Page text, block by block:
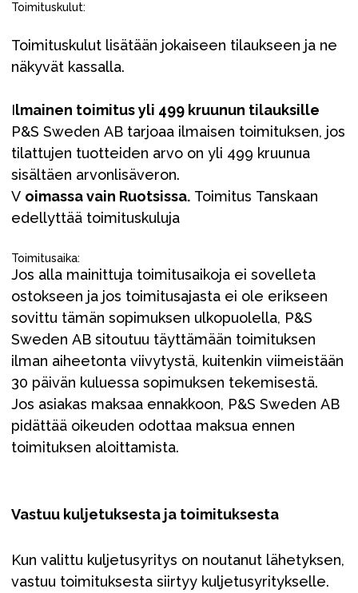
Toimituskulut:
Toimituskulut lisätään jokaiseen tilaukseen ja ne
näkyvät kassalla.
Ilmainen toimitus yli 499 kruunun tilauksille
P&S Sweden AB tarjoaa ilmaisen toimituksen, jos
tilattujen tuotteiden arvo on yli 499 kruunua
sisältäen arvonlisäveron.
V oimassa vain Ruotsissa. Toimitus Tanskaan
edellyttää toimituskuluja
Toimitusaika:
Jos alla mainittuja toimitusaikoja ei sovelleta
ostokseen ja jos toimitusajasta ei ole erikseen
sovittu tämän sopimuksen ulkopuolella, P&S
Sweden AB sitoutuu täyttämään toimituksen
ilman aiheetonta viivytystä, kuitenkin viimeistään
30 päivän kuluessa sopimuksen tekemisestä.
Jos asiakas maksaa ennakkoon, P&S Sweden AB
pidättää oikeuden odottaa maksua ennen
toimituksen aloittamista.
Vastuu kuljetuksesta ja toimituksesta
Kun valittu kuljetusyritys on noutanut lähetyksen,
vastuu toimituksesta siirtyy kuljetusyritykselle.